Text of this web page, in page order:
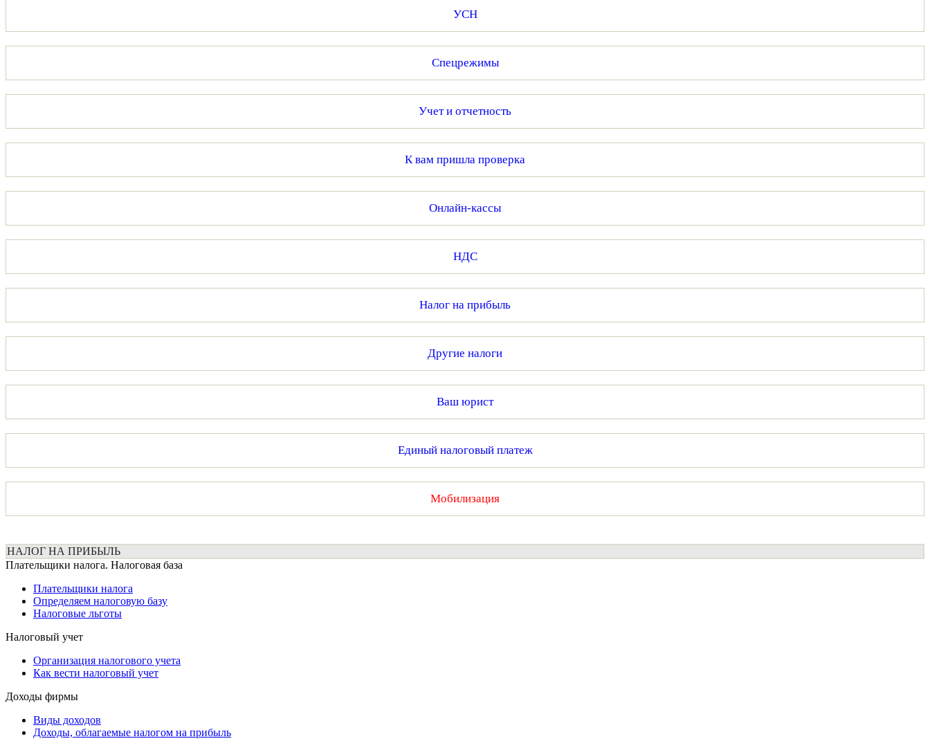
УСН
Спецрежимы
Учет и отчетность
К вам пришла проверка
Онлайн-кассы
НДС
Налог на прибыль
Другие налоги
Ваш юрист
Единый налоговый платеж
Мобилизация
НАЛОГ НА ПРИБЫЛЬ
Плательщики налога. Налоговая база
Плательщики налога
Определяем налоговую базу
Налоговые льготы
Налоговый учет
Организация налогового учета
Как вести налоговый учет
Доходы фирмы
Виды доходов
Доходы, облагаемые налогом на прибыль